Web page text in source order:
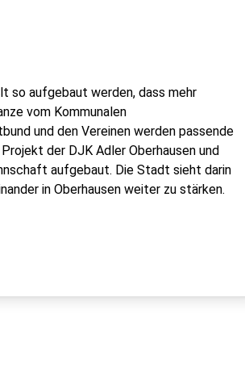
so aufgebaut werden, dass mehr
vom Kommunalen
und den Vereinen werden passende
der DJK Adler Oberhausen und
aufgebaut. Die Stadt sieht darin
in Oberhausen weiter zu stärken.